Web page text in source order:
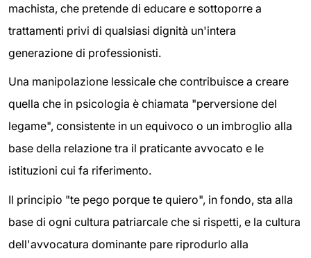
machista, che pretende di educare e sottoporre a
trattamenti privi di qualsiasi dignità un'intera
generazione di professionisti.
Una manipolazione lessicale che contribuisce a creare
quella che in psicologia è chiamata "perversione del
legame", consistente in un equivoco o un imbroglio alla
base della relazione tra il praticante avvocato e le
istituzioni cui fa riferimento.
Il principio "te pego porque te quiero", in fondo, sta alla
base di ogni cultura patriarcale che si rispetti, e la cultura
dell'avvocatura dominante pare riprodurlo alla